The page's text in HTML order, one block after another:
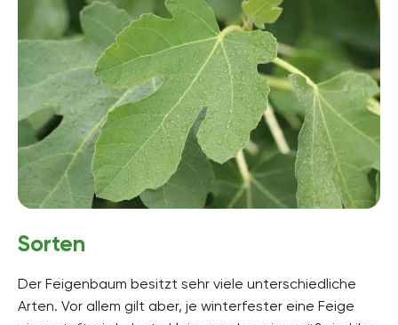
Sorten
Der Feigenbaum besitzt sehr viele unterschiedliche
Arten. Vor allem gilt aber, je winterfester eine Feige